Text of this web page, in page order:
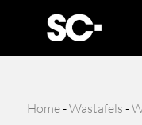
Home-Wastafels -